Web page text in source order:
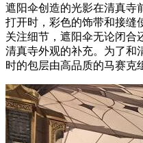
遮阳伞创造的光影在清真寺
打开时，彩色的饰带和接缝
关注细节，遮阳伞无论闭合
清真寺外观的补充。为了和
时的包层由高品质的马赛克